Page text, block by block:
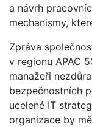
a návrh
mechanismy,
Zpráva
v regionu APAC
manažeři
bezpečnostních
ucelené IT
organizace by